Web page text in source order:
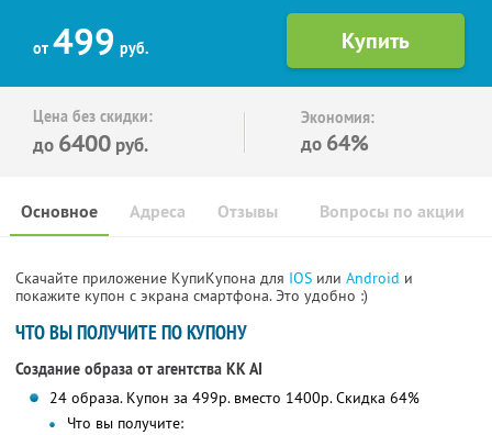
от 499 руб.
Цена без скидки:
до 6400 руб.
Экономия:
до 64%
Основное Отзывы Вопросы по акции
Адреса
Скачайте приложение КупиКупона для IOS или Android и
покажите купон с экрана смартфона. Это удобно :)
ЧТО ВЫ ПОЛУЧИТЕ ПО КУПОНУ
Создание образа от агентства KK AI
24 образа. Купон за 499р. вместо 1400р. Скидка 64%
Что вы получите: